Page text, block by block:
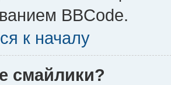
BBCode.
к началу
смайлики?